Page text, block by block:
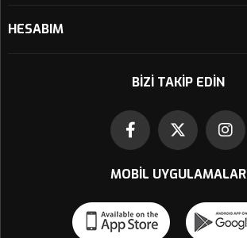
HESABIM
BIZI TAKIP EDIN
MOBIL UYGULAMALAR